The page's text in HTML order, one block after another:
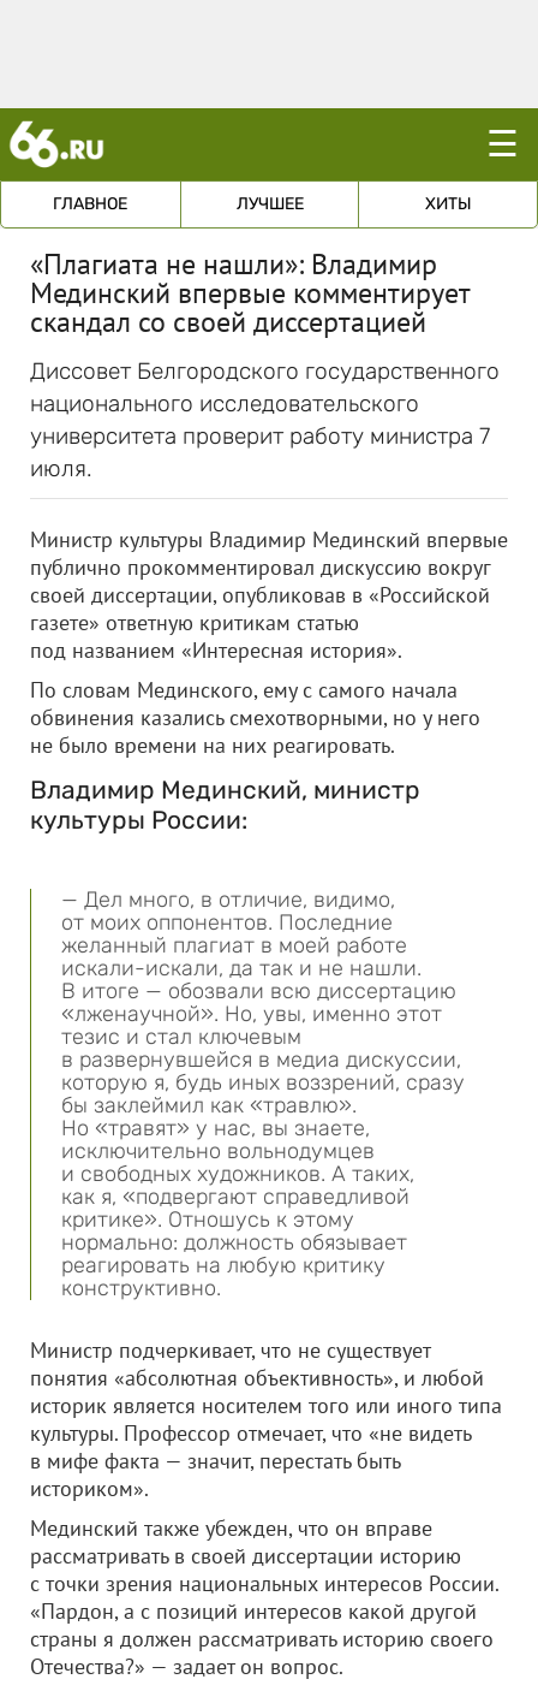
☰
ГЛАВНОЕ ЛУЧШЕЕ ХИТЫ
«Плагиата не нашли»: Владимир
Мединский впервые комментирует
скандал со своей диссертацией
Диссовет Белгородского государственного
национального исследовательского
университета проверит работу министра 7
июля.
Министр культуры Владимир Мединский впервые
публично прокомментировал дискуссию вокруг
своей диссертации, опубликовав в «Российской
газете» ответную критикам статью
под названием «Интересная история».
По словам Мединского, ему с самого начала
обвинения казались смехотворными, но у него
не было времени на них реагировать.
Владимир Мединский, министр
культуры России:
— Дел много, в отличие, видимо,
от моих оппонентов. Последние
желанный плагиат в моей работе
искали-искали, да так и не нашли.
В итоге — обозвали всю диссертацию
«лженаучной». Но, увы, именно этот
тезис и стал ключевым
в развернувшейся в медиа дискуссии,
которую я, будь иных воззрений, сразу
бы заклеймил как «травлю».
Но «травят» у нас, вы знаете,
исключительно вольнодумцев
и свободных художников. А таких,
как я, «подвергают справедливой
критике». Отношусь к этому
нормально: должность обязывает
реагировать на любую критику
конструктивно.
Министр подчеркивает, что не существует
понятия «абсолютная объективность», и любой
историк является носителем того или иного типа
культуры. Профессор отмечает, что «не видеть
в мифе факта — значит, перестать быть
историком».
Мединский также убежден, что он вправе
рассматривать в своей диссертации историю
с точки зрения национальных интересов России.
«Пардон, а с позиций интересов какой другой
страны я должен рассматривать историю своего
Отечества?» — задает он вопрос.